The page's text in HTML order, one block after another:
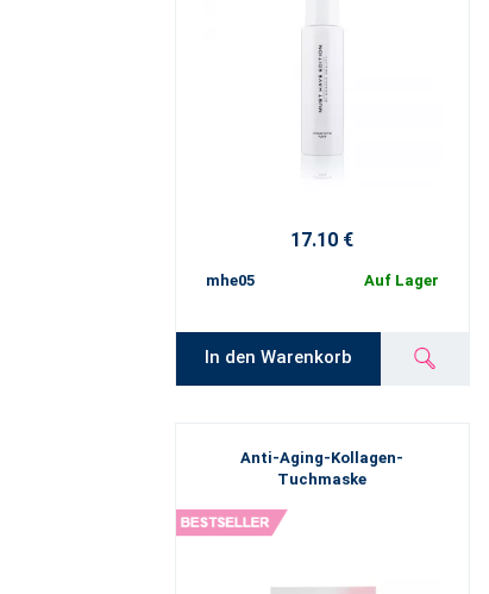
17.10 €
mhe05 Auf Lager
In den Warenkorb
Anti-Aging-Kollagen-
Tuchmaske